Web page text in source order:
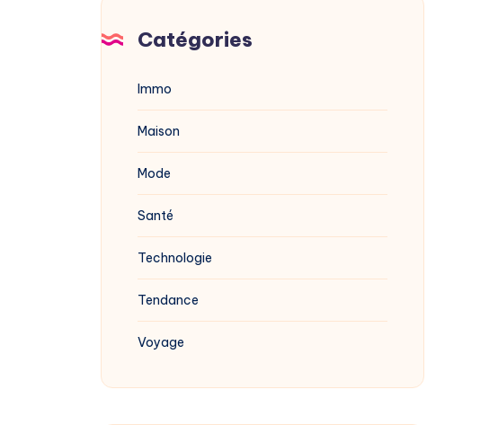
Catégories
Immo
Maison
Mode
Santé
Technologie
Tendance
Voyage